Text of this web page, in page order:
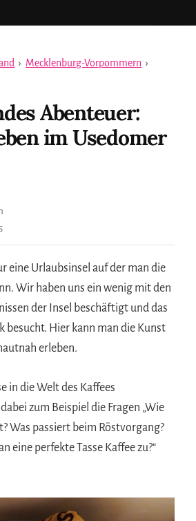
› Mecklenburg-Vorpommern ›
Abenteuer:
im Usedomer
eine Urlaubsinsel auf der man die
Wir haben uns ein wenig mit den
der Insel beschäftigt und das
besucht. Hier kann man die Kunst
erleben.
in die Welt des Kaffees
zum Beispiel die Fragen „Wie
Was passiert beim Röstvorgang?
eine perfekte Tasse Kaffee zu?“